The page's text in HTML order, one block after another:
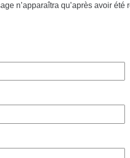
n’apparaîtra qu’après avoir été